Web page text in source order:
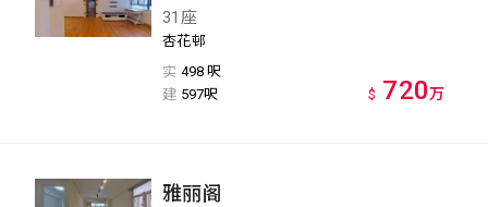
31座
杏花邨
实 498 呎
建 597呎 $ 720万
雅丽阁